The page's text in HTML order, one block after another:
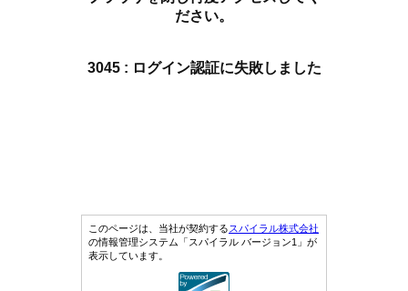
ださい。
3045 : ログイン認証に失敗しました
このページは、当社が契約するスパイラル株式会社
の情報管理システム「スパイラル バージョン1」が
表示しています。